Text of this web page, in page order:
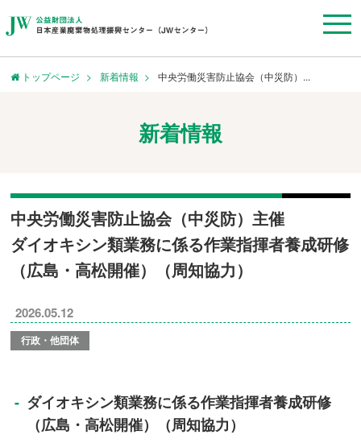
トップページ 新着情報 中央労働災害防止協会（中災防）...
新着情報
中央労働災害防止協会（中災防）主催
ダイオキシン類業務に係る作業指揮者養成研修
（広島・高松開催）（周知協力）
2026.05.12
行政・他団体
ダイオキシン類業務に係る作業指揮者養成研修
（広島・高松開催）（周知協力）